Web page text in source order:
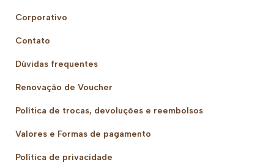
Corporativo
Contato
Dúvidas frequentes
Renovação de Voucher
Política de trocas, devoluções e reembolsos
Valores e Formas de pagamento
Política de privacidade